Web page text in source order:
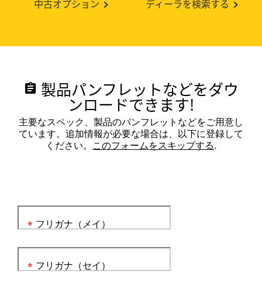
中古オプション ディーラを検索する
assignment 製品パンフレットなどをダウ
ンロードできます!
主要なスペック、製品のパンフレットなどをご用意し
ています。追加情報が必要な場合は、以下に登録して
ください。 このフォームをスキップする.
フリガナ（メイ）
*
フリガナ（セイ）
*